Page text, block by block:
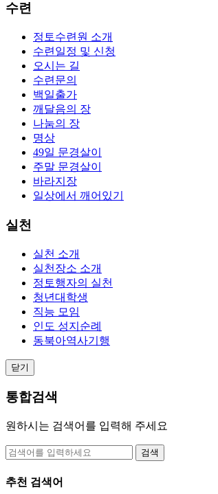
수련
정토수련원 소개
수련일정 및 신청
오시는 길
수련문의
백일출가
깨달음의 장
나눔의 장
명상
49일 문경살이
주말 문경살이
바라지장
일상에서 깨어있기
실천
실천 소개
실천장소 소개
정토행자의 실천
청년대학생
직능 모임
인도 성지순례
동북아역사기행
닫기
통합검색
원하시는 검색어를 입력해 주세요
검색
추천 검색어